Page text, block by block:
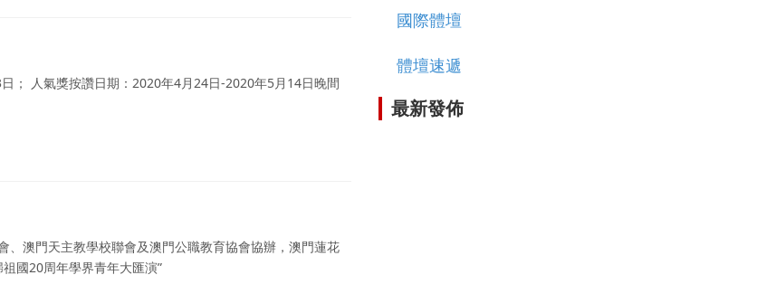
； 人氣獎按讚日期：2020年4月24日-2020年5月14日晚間
、澳門天主教學校聯會及澳門公職教育協會協辦，澳門蓮花
國20周年學界青年大匯演”
國際體壇
體壇速遞
最新發佈